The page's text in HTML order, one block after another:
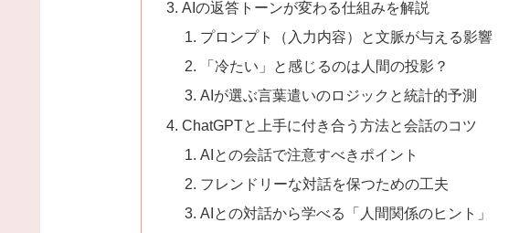
AIの返答トーンが変わる仕組みを解説
プロンプト（入力内容）と文脈が与える影響
「冷たい」と感じるのは人間の投影？
AIが選ぶ言葉遣いのロジックと統計的予測
ChatGPTと上手に付き合う方法と会話のコツ
AIとの会話で注意すべきポイント
フレンドリーな対話を保つための工夫
AIとの対話から学べる「人間関係のヒント」